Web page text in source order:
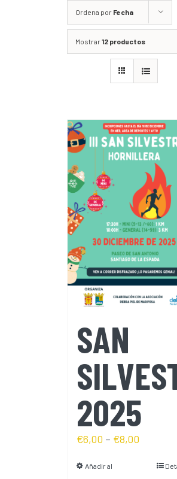
Ordena por Fecha
Mostrar12 productos
SAN
2025
€6,00 – €8,00
Añadir al